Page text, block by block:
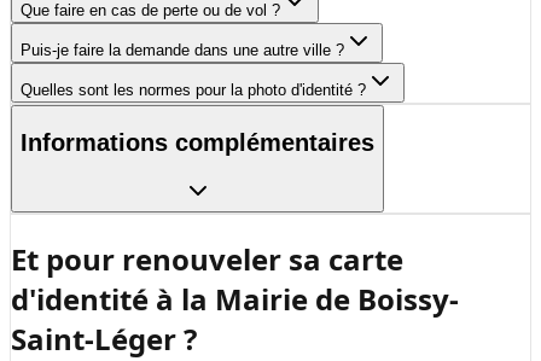
Que faire en cas de perte ou de vol ?
Puis-je faire la demande dans une autre ville ?
Quelles sont les normes pour la photo d'identité ?
Informations complémentaires
Et pour renouveler sa carte
d'identité à la Mairie de Boissy-
Saint-Léger?